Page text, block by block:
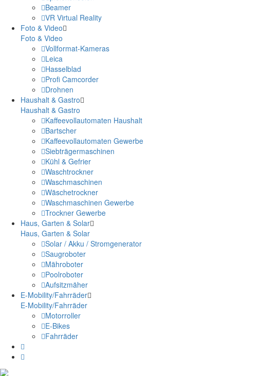
Beamer
VR Virtual Reality
Foto & Video
Foto & Video
Vollformat-Kameras
Leica
Hasselblad
Profi Camcorder
Drohnen
Haushalt & Gastro
Haushalt & Gastro
Kaffeevollautomaten Haushalt
Bartscher
Kaffeevollautomaten Gewerbe
Siebträgermaschinen
Kühl & Gefrier
Waschtrockner
Waschmaschinen
Wäschetrockner
Waschmaschinen Gewerbe
Trockner Gewerbe
Haus, Garten & Solar
Haus, Garten & Solar
Solar / Akku / Stromgenerator
Saugroboter
Mähroboter
Poolroboter
Aufsitzmäher
E-Mobility/Fahrräder
E-Mobility/Fahrräder
Motorroller
E-Bikes
Fahrräder